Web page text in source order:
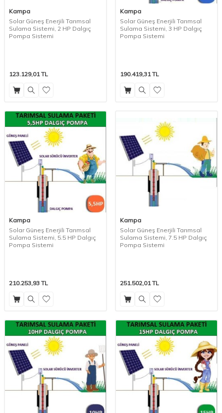
Kampa
Solar Güneş Enerjili Tarımsal
Sulama Sistemi, 2 HP Dalgıç
Pompa Sistemi
123.129,01TL
Kampa
Solar Güneş Enerjili Tarımsal
Sulama Sistemi, 3 HP Dalgıç
Pompa Sistemi
190.419,31TL
Kampa
Solar Güneş Enerjili Tarımsal
Sulama Sistemi, 5.5 HP Dalgıç
Pompa Sistemi
210.253,93 TL
Kampa
Solar Güneş Enerjili Tarımsal
Sulama Sistemi, 7.5 HP Dalgıç
Pompa Sistemi
251.502,01TL